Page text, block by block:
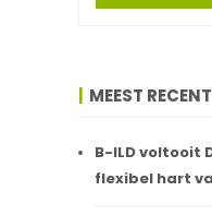
MEEST RECENT
B-ILD voltooit
flexibel hart